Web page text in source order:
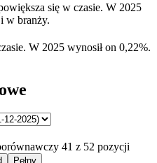
się w czasie. W 2025
w branży.
W 2025 wynosił on 0,22%.
41 z 52 pozycji
Pełny